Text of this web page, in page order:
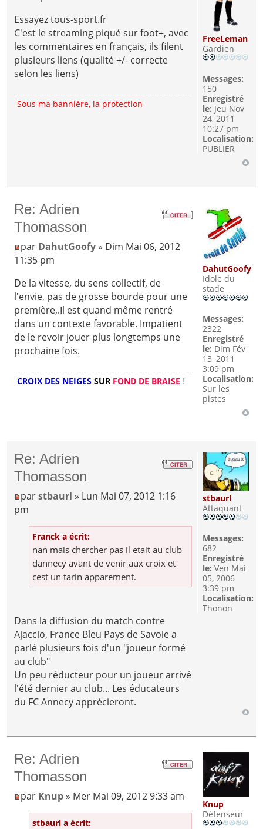
Essayez tous-sport.fr
C'est le streaming piqué sur foot+, avec
les commentaires en français, ils filent
plusieurs liens (qualité +/- correcte
selon les liens)
Sous ma bannière, la protection
FreeLeman
Gardien
Messages:
150
Enregistré
le: Jeu Nov
24, 2011
10:27 pm
Localisation:
PUBLIER
Re: Adrien
Thomasson
par DahutGoofy» Dim Mai 06, 2012
11:35 pm
De la vitesse, du sens collectif, de
l'envie, pas de grosse bourde pour une
première,.Il est quand même rentré
dans un contexte favorable. Impatient
de le revoir jouer plus longtemps une
prochaine fois.
CROIX DES NEIGES SUR FOND DE BRAISE !
DahutGoofy
Idole du
stade
Messages:
2322
Enregistré
le: Dim Fév
13, 2011
3:09 pm
Localisation:
Sur les
pistes
Re: Adrien
Thomasson
parstbaurl » Lun Mai 07, 2012 1:16
pm
Franck a écrit:
nan mais chercher pas il etait au club
dannecy avant de venir aux croix et
cest un tarin apparement.
Dans la diffusion du match contre
Ajaccio, France Bleu Pays de Savoie a
parlé plusieurs fois d'un "joueur formé
au club"
Un peu réducteur pour un joueur arrivé
l'été dernier au club... Les éducateurs
du FC Annecy apprécieront.
stbaurl
Attaquant
Messages:
682
Enregistré
le: Ven Mai
05, 2006
3:39 pm
Localisation:
Thonon
Re: Adrien
Thomasson
par Knup» Mer Mai 09, 2012 9:33 am
stbaurl a écrit:
Knup
Défenseur